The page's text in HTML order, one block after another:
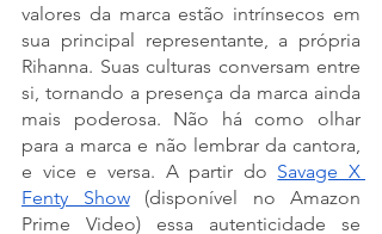
valores da marca estão intrínsecos em
sua principal representante, a própria
Rihanna. Suas culturas conversam entre
si, tornando a presença da marca ainda
mais poderosa. Não há como olhar
para a marca e não lembrar da cantora,
e vice e versa. A partir do Savage X
Fenty Show (disponível no Amazon
Prime Video) essa autenticidade se